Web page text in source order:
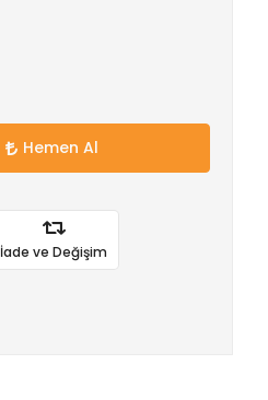
Hemen Al
İade ve Değişim